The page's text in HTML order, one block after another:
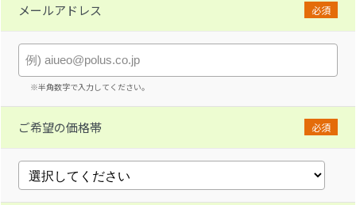
メールアドレス 必須
※半角数字で入力してください。
ご希望の価格帯 必須